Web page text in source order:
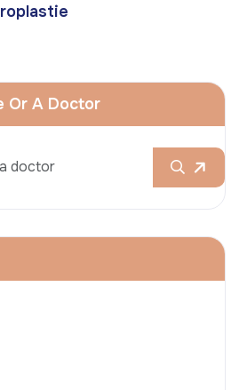
Or A Doctor